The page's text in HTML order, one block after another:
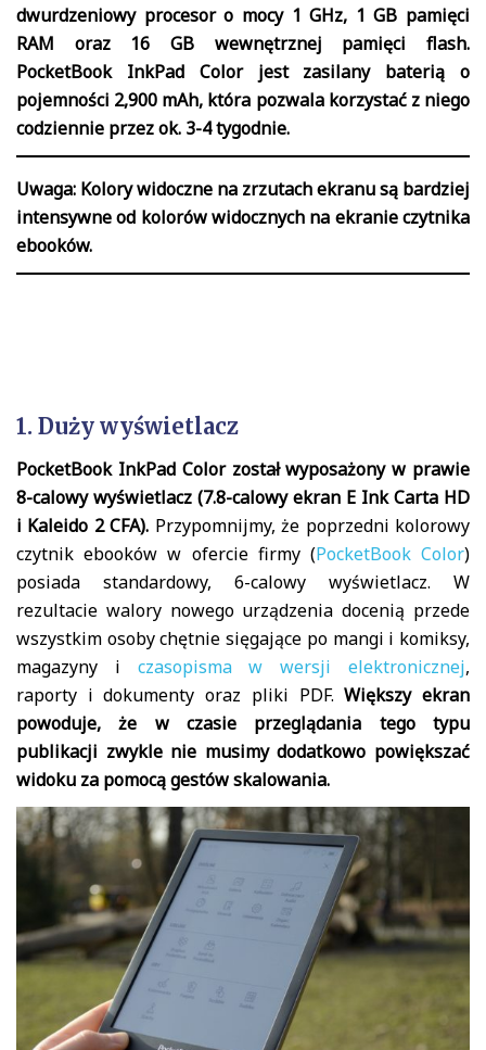
dwurdzeniowy procesor o mocy 1 GHz, 1 GB pamięci
RAM oraz 16 GB wewnętrznej pamięci flash.
PocketBook InkPad Color jest zasilany baterią o
pojemności 2,900 mAh, która pozwala korzystać z niego
codziennie przez ok. 3-4 tygodnie.
Uwaga: Kolory widoczne na zrzutach ekranu są bardziej
intensywne od kolorów widocznych na ekranie czytnika
ebooków.
1. Duży wyświetlacz
PocketBook InkPad Color został wyposażony w prawie
8-calowy wyświetlacz (7.8-calowy ekran E Ink Carta HD
i Kaleido 2 CFA). Przypomnijmy, że poprzedni kolorowy
czytnik ebooków w ofercie firmy (PocketBook Color)
posiada standardowy, 6-calowy wyświetlacz. W
rezultacie walory nowego urządzenia docenią przede
wszystkim osoby chętnie sięgające po mangi i komiksy,
magazyny i czasopisma w wersji elektronicznej,
raporty i dokumenty oraz pliki PDF.Większy ekran
powoduje, że w czasie przeglądania tego typu
publikacji zwykle nie musimy dodatkowo powiększać
widoku za pomocą gestów skalowania.